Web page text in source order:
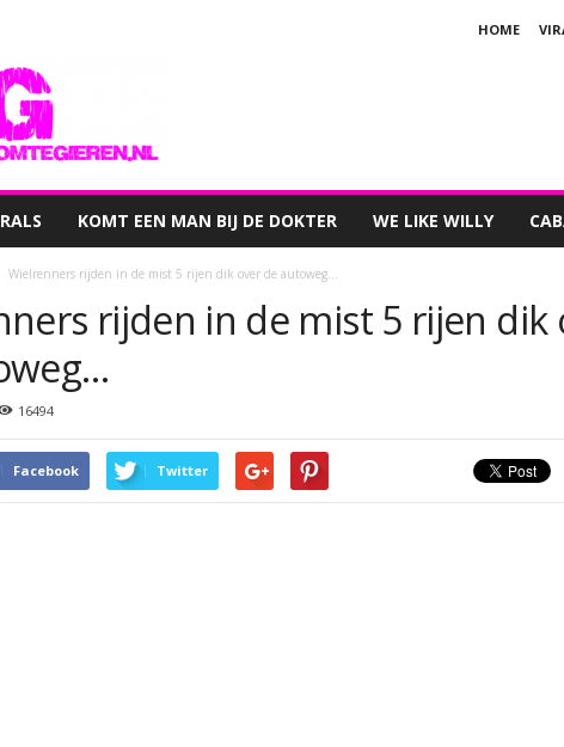
HOME
KOMT EEN MAN BIJ DE DOKTER WE LIKE WILLY
Wielrenners rijden in de mist 5 rijen dik over de autoweg…
rijden in de mist 5 rijen dik
16494
Facebook Twitter